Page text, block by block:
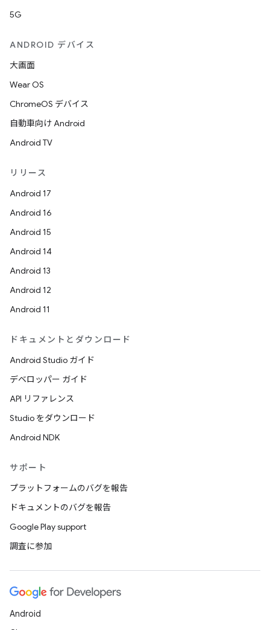
5G
ANDROID デバイス
大画面
Wear OS
ChromeOS デバイス
自動車向け Android
Android TV
リリース
Android 17
Android 16
Android 15
Android 14
Android 13
Android 12
Android 11
ドキュメントとダウンロード
Android Studio ガイド
デベロッパー ガイド
API リファレンス
Studio をダウンロード
Android NDK
サポート
プラットフォームのバグを報告
ドキュメントのバグを報告
Google Play support
調査に参加
Android